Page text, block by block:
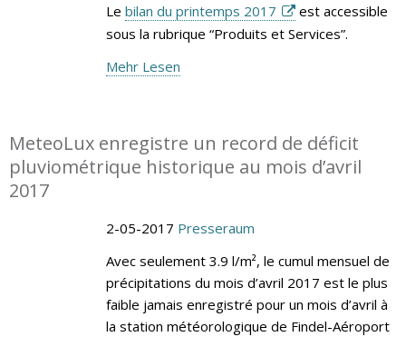
Le bilan du printemps 2017
est accessible
sous la rubrique “Produits et Services”.
Mehr Lesen
MeteoLux enregistre un record de déficit
pluviométrique historique au mois d’avril
2017
2-05-2017 Presseraum
Avec seulement 3.9 l/m², le cumul mensuel de
précipitations du mois d’avril 2017 est le plus
faible jamais enregistré pour un mois d’avril à
la station météorologique de Findel-Aéroport